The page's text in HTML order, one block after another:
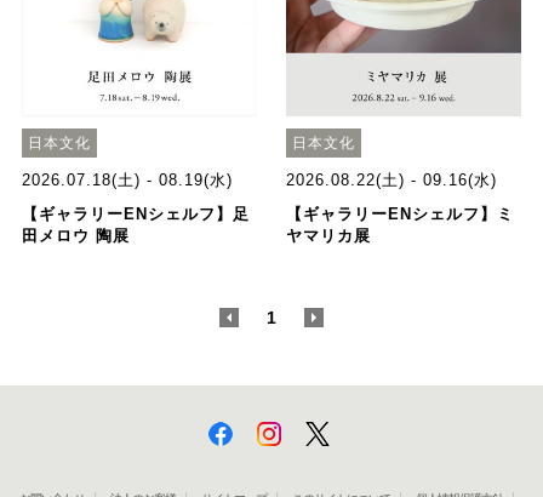
日本文化
2026.07.18(土) - 08.19(水)
【ギャラリーENシェルフ】足
田メロウ 陶展
日本文化
2026.08.22(土) - 09.16(水)
【ギャラリーENシェルフ】ミ
ヤマリカ展
1